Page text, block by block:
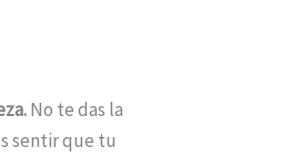
No te das la
sentir que tu